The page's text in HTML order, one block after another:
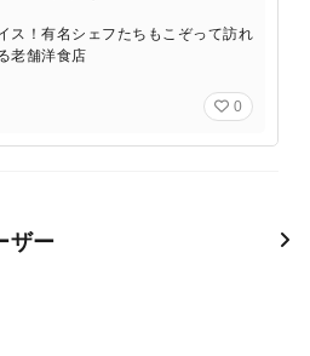
ス！有名シェフたちもこぞって訪れ
老舗洋食店
0
ザー